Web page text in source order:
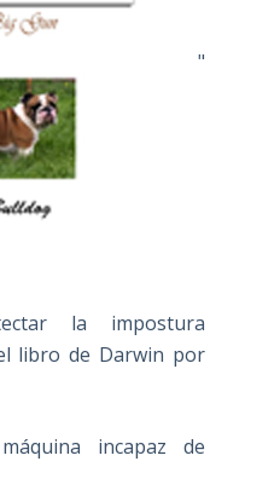
"
la impostura
libro de Darwin por
incapaz de